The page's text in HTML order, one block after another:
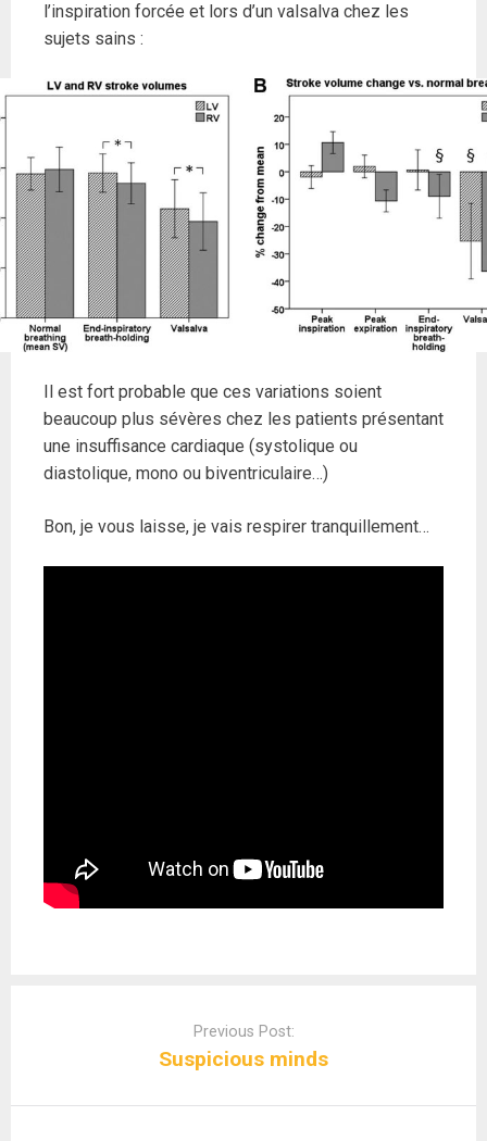
l’inspiration forcée et lors d’un valsalva chez les
sujets sains :
Il est fort probable que ces variations soient
beaucoup plus sévères chez les patients présentant
une insuffisance cardiaque (systolique ou
diastolique, mono ou biventriculaire…)
Bon, je vous laisse, je vais respirer tranquillement…
Previous Post:
Suspicious minds